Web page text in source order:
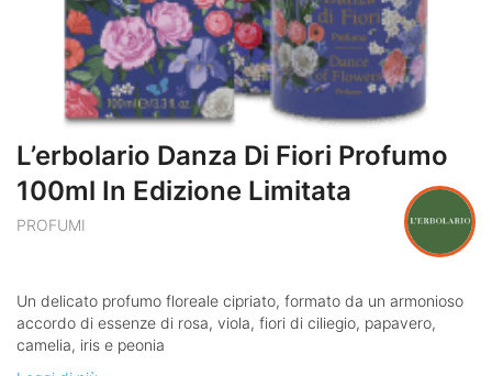
L’erbolario Danza Di Fiori Profumo
100ml In Edizione Limitata
PROFUMI
Un delicato profumo floreale cipriato, formato da un armonioso
accordo di essenze di rosa, viola, fiori di ciliegio, papavero,
camelia, iris e peonia